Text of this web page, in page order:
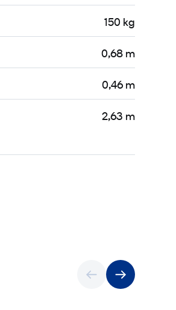
150 kg
0,68 m
0,46 m
2,63 m